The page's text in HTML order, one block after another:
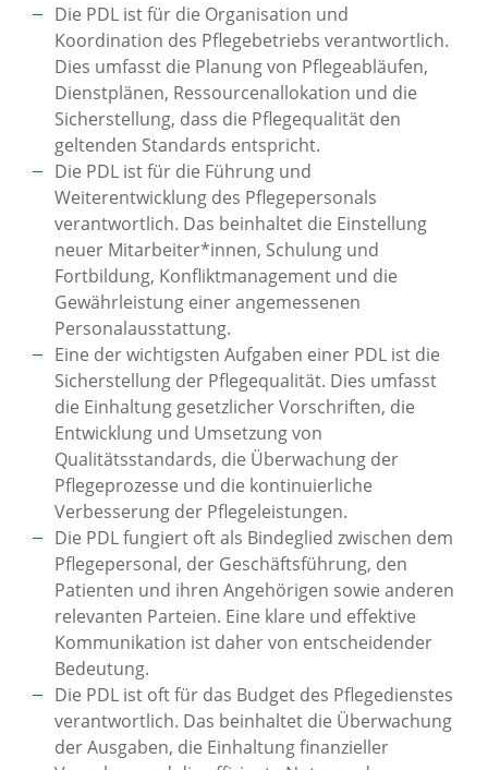
Die PDL ist für die Organisation und
Koordination des Pflegebetriebs verantwortlich.
Dies umfasst die Planung von Pflegeabläufen,
Dienstplänen, Ressourcenallokation und die
Sicherstellung, dass die Pflegequalität den
geltenden Standards entspricht.
Die PDL ist für die Führung und
Weiterentwicklung des Pflegepersonals
verantwortlich. Das beinhaltet die Einstellung
neuer Mitarbeiter*innen, Schulung und
Fortbildung, Konfliktmanagement und die
Gewährleistung einer angemessenen
Personalausstattung.
Eine der wichtigsten Aufgaben einer PDL ist die
Sicherstellung der Pflegequalität. Dies umfasst
die Einhaltung gesetzlicher Vorschriften, die
Entwicklung und Umsetzung von
Qualitätsstandards, die Überwachung der
Pflegeprozesse und die kontinuierliche
Verbesserung der Pflegeleistungen.
Die PDL fungiert oft als Bindeglied zwischen dem
Pflegepersonal, der Geschäftsführung, den
Patienten und ihren Angehörigen sowie anderen
relevanten Parteien. Eine klare und effektive
Kommunikation ist daher von entscheidender
Bedeutung.
Die PDL ist oft für das Budget des Pflegedienstes
verantwortlich. Das beinhaltet die Überwachung
der Ausgaben, die Einhaltung finanzieller